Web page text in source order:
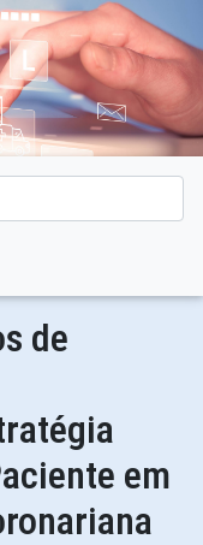
de
em